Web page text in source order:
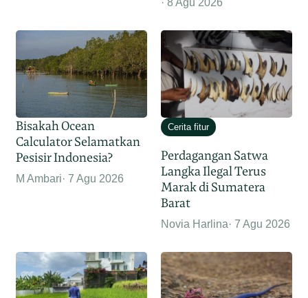
8 Agu 2026
Bisakah Ocean
Calculator Selamatkan
Pesisir Indonesia?
M Ambari 7 Agu 2026
Cerita fitur
Perdagangan Satwa
Langka Ilegal Terus
Marak di Sumatera
Barat
Novia Harlina 7 Agu 2026